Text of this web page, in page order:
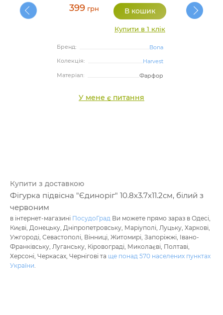
399 грн
Купити в 1 клік
Бренд:
Bona
Колекція:
Harvest
Матеріал:
Фарфор
У мене є питання
Купити з доставкою
Фігурка підвісна "Єдиноріг" 10.8х3.7х11.2см, білий з
червоним
в інтернет-магазині ПосудоГрад Ви можете прямо зараз в Одесі,
Києві, Донецьку, Дніпропетровську, Маріуполі, Луцьку, Харкові,
Ужгороді, Севастополі, Вінниці, Житомирі, Запоріжжі, Івано-
Франківську, Луганську, Кіровограді, Миколаєві, Полтаві,
Херсоні, Черкасах, Чернігові та ще понад 570 населених пунктах
України.